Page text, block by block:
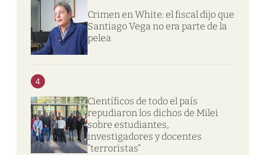
Crimen en White: el fiscal dijo que
Santiago Vega no era parte de la
pelea
4
Científicos de todo el país
repudiaron los dichos de Milei
sobre estudiantes,
investigadores y docentes
“terroristas”